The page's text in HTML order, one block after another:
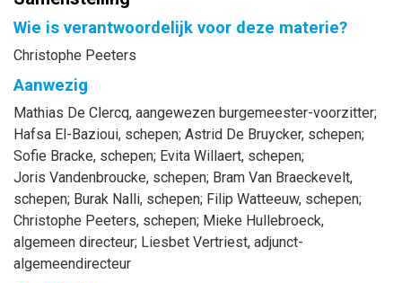
Wie is verantwoordelijk voor deze materie?
Christophe Peeters
Aanwezig
Mathias De Clercq, aangewezen burgemeester-voorzitter;
Hafsa El-Bazioui, schepen; Astrid De Bruycker, schepen;
Sofie Bracke, schepen; Evita Willaert, schepen;
Joris Vandenbroucke, schepen; Bram Van Braeckevelt,
schepen; Burak Nalli, schepen; Filip Watteeuw, schepen;
Christophe Peeters, schepen; Mieke Hullebroeck,
algemeen directeur; Liesbet Vertriest, adjunct-
algemeendirecteur